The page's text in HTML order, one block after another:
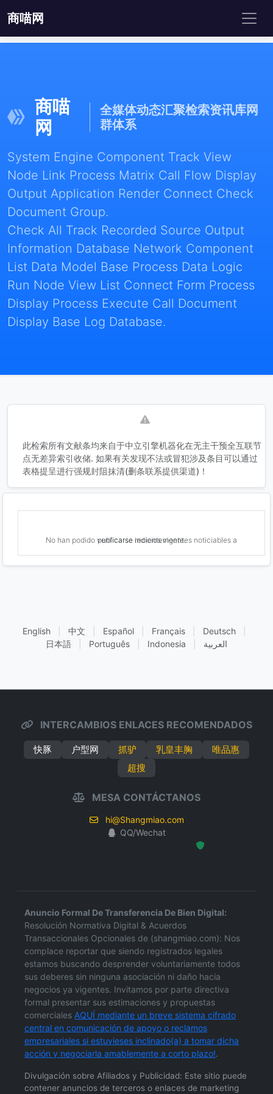
商喵网
商喵
网
全媒体动态汇聚检索资讯库网
群体系
System Engine Component Track View
Node Link Process Matrix Call Flow Display
Output Application Render Connect Check
Document Group.
Check All Track Recorded Source Output
Information Database Network Component
List Data Model Base Process Data Logic
Run Node View List Connect Form Process
Display Process Execute Call Document
Display Base Log Database.
此检索所有文献条均来自于中立引擎机器化在无主干预全互联节
点无差异索引收储. 如果有关发现不法或冒犯涉及条目可以通过
表格提呈进行强规封阻抹清(删条联系提供渠道)！
No han podido verificarse indicios vigentes noticiables a publicarse recientemente.
English 中文 Español Français Deutsch
日本語
Português Indonesia العربية
INTERCAMBIOS ENLACES RECOMENDADOS
快豚 户型网 抓驴 乳皇丰胸
唯品惠
超搜
MESA CONTÁCTANOS
hi@Shangmiao.com
QQ/Wechat
Anuncio Formal De Transferencia De Bien Digital:
Resolución Normativa Digital & Acuerdos
Transaccionales Opcionales de (shangmiao.com): Nos
complace reportar que siendo registrados legales
estamos buscando desprender voluntariamente todos
sus deberes sin ninguna asociación ni daño hacia
negocios ya vigentes. Invitamos por parte directiva
formal presentar sus estimaciones y propuestas
comerciales AQUÍ mediante un breve sistema cifrado
central en comunicación de apoyo o reclamos
empresariales si estuvieses inclinado(a) a tomar dicha
acción y negociarla amablemente a corto plazo!.
Divulgación sobre Afiliados y Publicidad: Este sitio puede
contener anuncios de terceros o enlaces de marketing